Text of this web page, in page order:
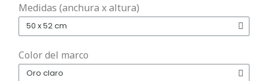
Medidas (anchura x altura)
Color del marco